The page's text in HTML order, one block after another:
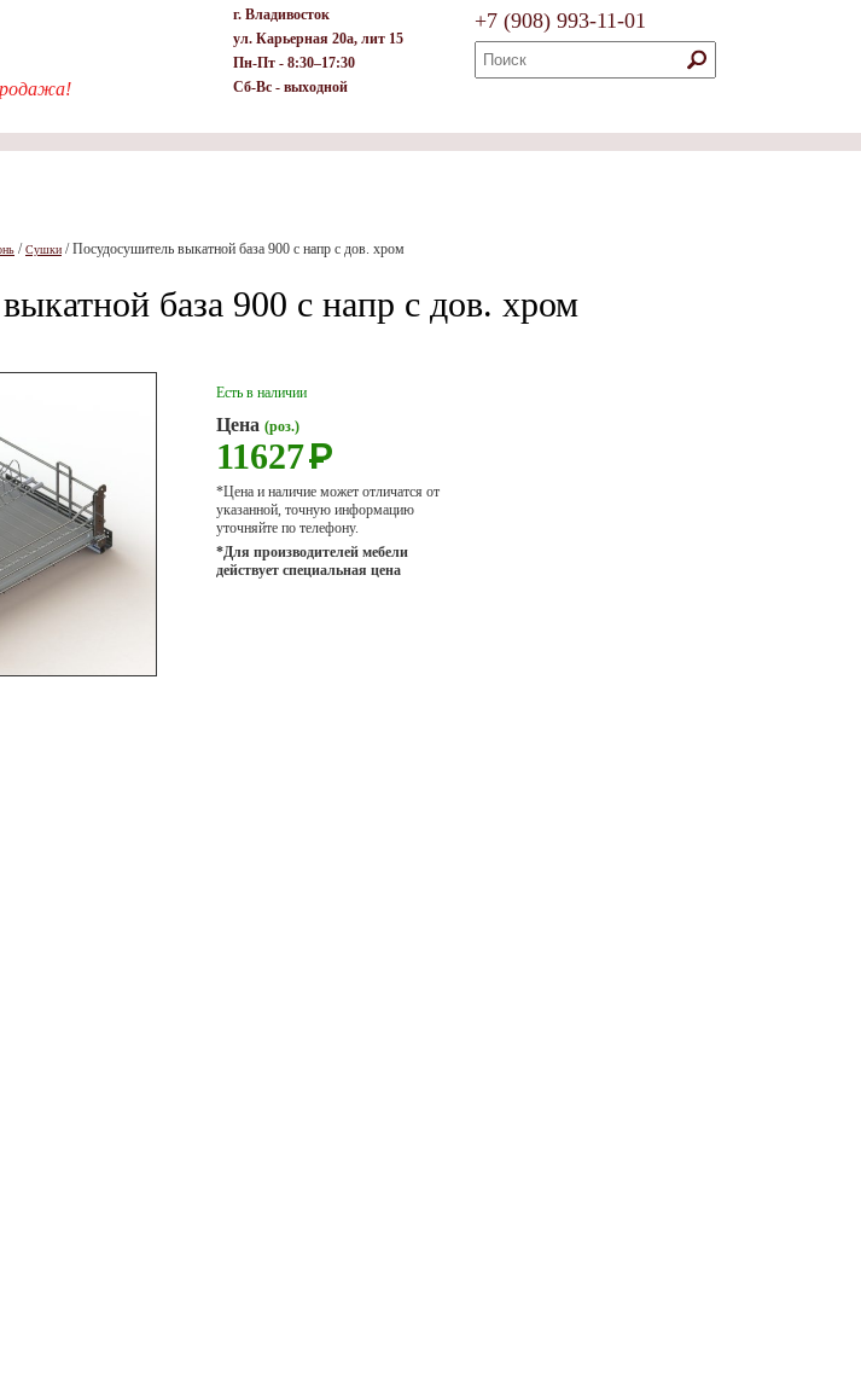
г. Владивосток
ул. Карьерная 20а, лит 15
Пн-Пт - 8:30–17:30
Сб-Вс - выходной
+7 (908) 993-11-01
/Сушки /Посудосушитель выкатной база 900 с напр с дов. хром
база 900 с напр с дов. хром
Есть в наличии
Цена (роз.)
11627Р
*Цена и наличие может отличатся от
указанной, точную информацию
уточняйте по телефону.
*Для производителей мебели
действует специальная цена